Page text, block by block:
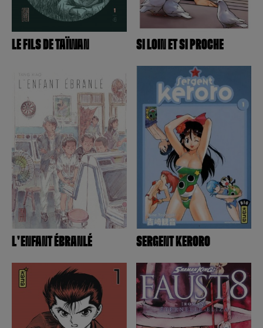
LE FILS DE TAÏWAN SI LOIN ET SI PROCHE
L'ENFANT ÉBRANLÉ SERGENT KERORO